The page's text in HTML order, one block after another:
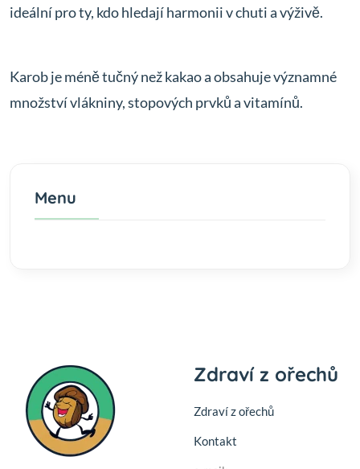
ideální pro ty, kdo hledají harmonii v chuti a výživě.
Karob je méně tučný než kakao a obsahuje významné
množství vlákniny, stopových prvků a vitamínů.
Menu
Zdraví z ořechů
Zdraví z ořechů
Kontakt